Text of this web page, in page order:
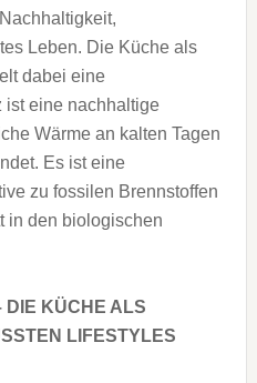
Leben. Die Küche als
dabei eine
ist eine nachhaltige
Wärme an kalten Tagen
Es ist eine
zu fossilen Brennstoffen
in den biologischen
DIE KÜCHE ALS
LIFESTYLES